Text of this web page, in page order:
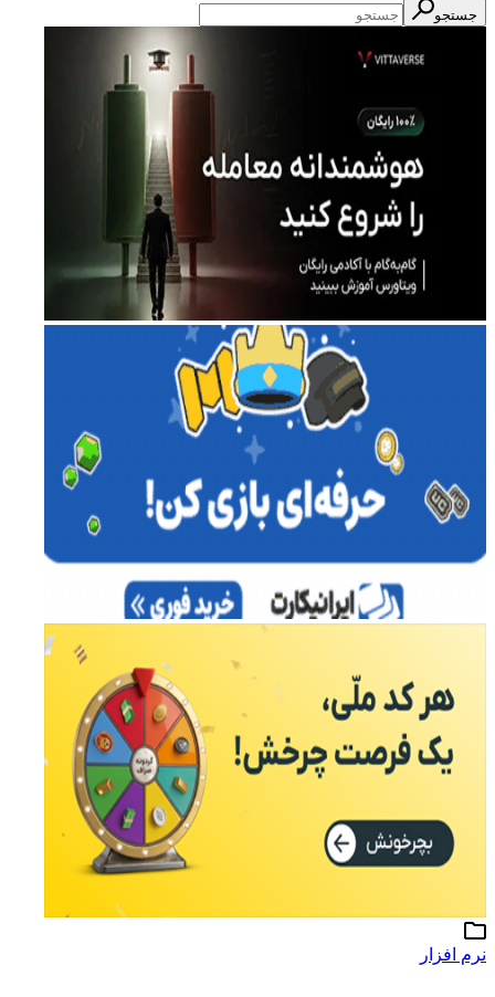
جستجو
نرم افزار